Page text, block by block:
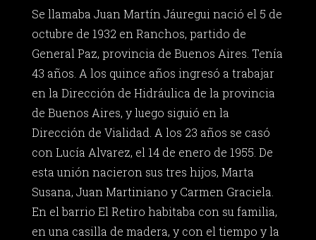
Se llamaba Juan Martín Jáuregui nació el 5 de
octubre de 1932 en Ranchos, partido de
General Paz, provincia de Buenos Aires. Tenía
43 años. A los quince años ingresó a trabajar
en la Dirección de Hidráulica de la provincia
de Buenos Aires, y luego siguió en la
Dirección de Vialidad. A los 23 años se casó
con Lucía Alvarez, el 14 de enero de 1955. De
esta unión nacieron sus tres hijos, Marta
Susana, Juan Martiniano y Carmen Graciela.
En el barrio El Retiro habitaba con su familia,
en una casilla de madera, y con el tiempo y la